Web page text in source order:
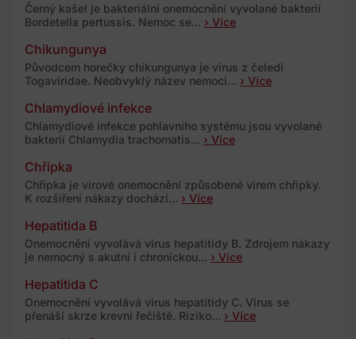
Černý kašel je bakteriální onemocnění vyvolané bakterií
Bordetella pertussis. Nemoc se... › Více
Chikungunya
Původcem horečky chikungunya je virus z čeledi
Togaviridae. Neobvyklý název nemoci... › Více
Chlamydiové infekce
Chlamydiové infekce pohlavního systému jsou vyvolané
bakterií Chlamydia trachomatis... › Více
Chřipka
Chřipka je virové onemocnění způsobené virem chřipky.
K rozšíření nákazy dochází... › Více
Hepatitida B
Onemocnění vyvolává virus hepatitidy B. Zdrojem nákazy
je nemocný s akutní i chronickou... › Více
Hepatitida C
Onemocnění vyvolává virus hepatitidy C. Virus se
přenáší skrze krevní řečiště. Riziko... › Více